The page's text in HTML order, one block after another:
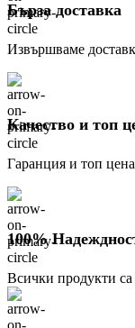
Бърза доставка
Извършваме
Качество и топ
Гаранция и топ
100%
Всички продукти са